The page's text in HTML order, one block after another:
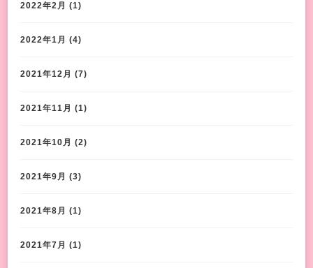
2022年2月 (1)
2022年1月 (4)
2021年12月 (7)
2021年11月 (1)
2021年10月 (2)
2021年9月 (3)
2021年8月 (1)
2021年7月 (1)